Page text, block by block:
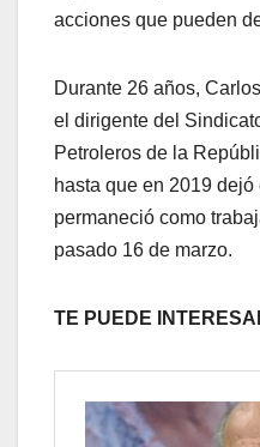
acciones que pueden
Durante 26 años,
el dirigente del
Petroleros de la
hasta que en 2019
permaneció como
pasado 16 de marzo.
TE PUEDE